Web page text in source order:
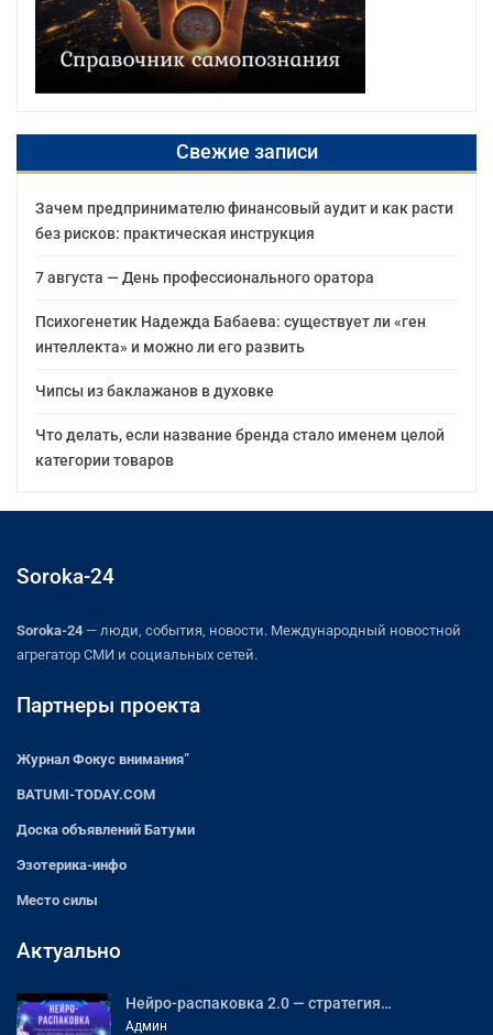
Свежие записи
Зачем предпринимателю финансовый аудит и как расти
без рисков: практическая инструкция
7 августа — День профессионального оратора
Психогенетик Надежда Бабаева: существует ли «ген
интеллекта» и можно ли его развить
Чипсы из баклажанов в духовке
Что делать, если название бренда стало именем целой
категории товаров
Soroka-24
Soroka-24 — люди, события, новости. Международный новостной
агрегатор СМИ и социальных сетей.
Партнеры проекта
Журнал Фокус внимания”
BATUMI-TODAY.COM
Доска объявлений Батуми
Эзотерика-инфо
Место силы
Актуально
Нейро-распаковка 2.0 — стратегия…
Админ